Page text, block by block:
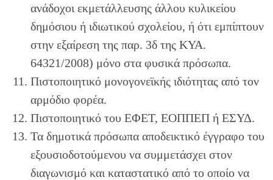
ανάδοχοι εκμετάλλευσης άλλου κυλικείου
δημόσιου ή ιδιωτικού σχολείου, ή ότι εμπίπτουν
στην εξαίρεση της παρ. 3δ της ΚΥΑ.
64321/2008) μόνο στα φυσικά πρόσωπα.
Πιστοποιητικό μονογονεϊκής ιδιότητας από τον
αρμόδιο φορέα.
Πιστοποιητικό του ΕΦΕΤ, ΕΟΠΠΕΠ ή ΕΣΥΔ.
Τα δημοτικά πρόσωπα αποδεικτικό έγγραφο του
εξουσιοδοτούμενου να συμμετάσχει στον
διαγωνισμό και καταστατικό από το οποίο να